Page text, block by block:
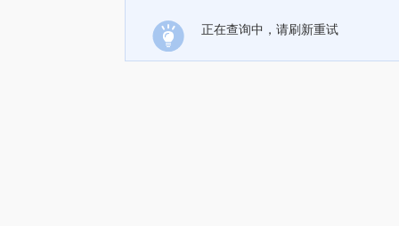
正在查询中，请刷新重试